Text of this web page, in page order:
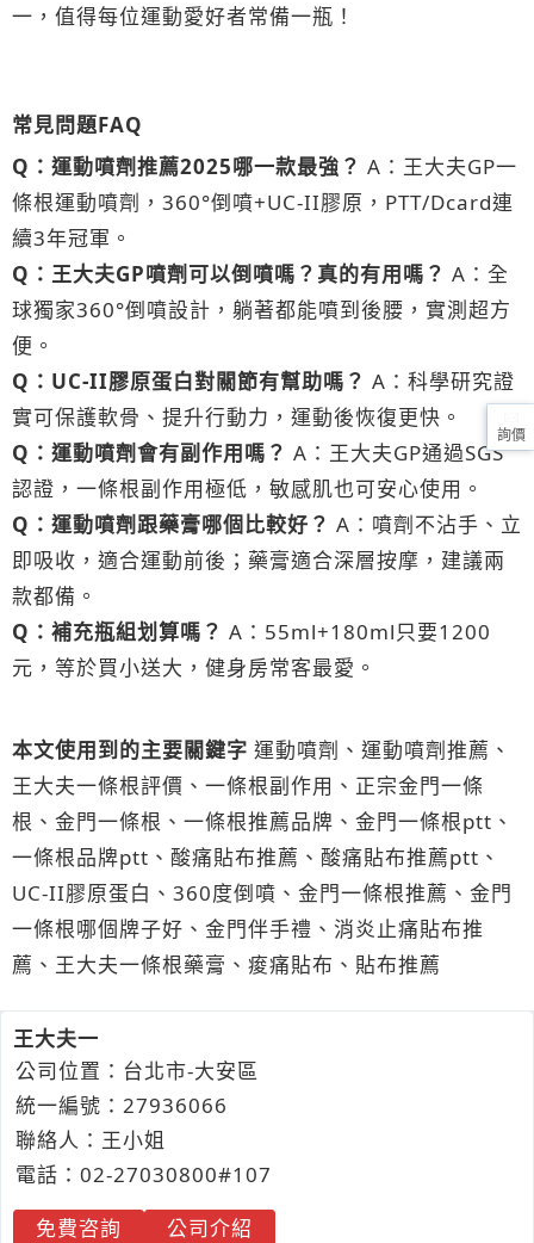
一，值得每位運動愛好者常備一瓶！
常見問題FAQ
Q：運動噴劑推薦2025哪一款最強？ A：王大夫GP一
條根運動噴劑，360°倒噴+UC-II膠原，PTT/Dcard連
續3年冠軍。
Q：王大夫GP噴劑可以倒噴嗎？真的有用嗎？ A：全
球獨家360°倒噴設計，躺著都能噴到後腰，實測超方
便。
Q：UC-II膠原蛋白對關節有幫助嗎？ A：科學研究證
實可保護軟骨、提升行動力，運動後恢復更快。
Q：運動噴劑會有副作用嗎？ A：王大夫GP通過SGS
認證，一條根副作用極低，敏感肌也可安心使用。
Q：運動噴劑跟藥膏哪個比較好？ A：噴劑不沾手、立
即吸收，適合運動前後；藥膏適合深層按摩，建議兩
款都備。
Q：補充瓶組划算嗎？ A：55ml+180ml只要1200
元，等於買小送大，健身房常客最愛。
本文使用到的主要關鍵字 運動噴劑、運動噴劑推薦、
王大夫一條根評價、一條根副作用、正宗金門一條
根、金門一條根、一條根推薦品牌、金門一條根ptt、
一條根品牌ptt、酸痛貼布推薦、酸痛貼布推薦ptt、
UC-II膠原蛋白、360度倒噴、金門一條根推薦、金門
一條根哪個牌子好、金門伴手禮、消炎止痛貼布推
薦、王大夫一條根藥膏、痠痛貼布、貼布推薦
王大夫一
公司位置：台北市-大安區
統一編號：27936066
聯絡人：王小姐
電話： 02-27030800#107
免費咨詢
公司介紹
詢價